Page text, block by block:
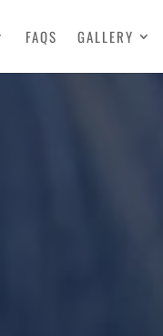
FAQS GALLERY